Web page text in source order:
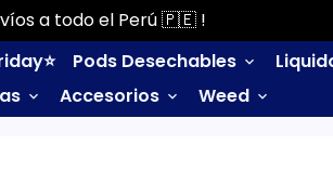
a todo el Perú 🇵🇪 !
Pods Desechables keyboard_arrow_down
keyboard_arrow_down Accesorios keyboard_arrow_down Weed keyboard_arrow_down